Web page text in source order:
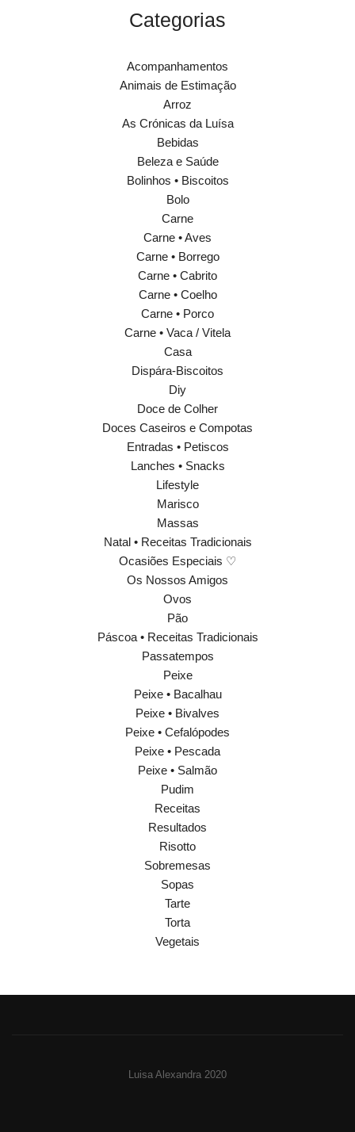
Categorias
Acompanhamentos
Animais de Estimação
Arroz
As Crónicas da Luísa
Bebidas
Beleza e Saúde
Bolinhos • Biscoitos
Bolo
Carne
Carne • Aves
Carne • Borrego
Carne • Cabrito
Carne • Coelho
Carne • Porco
Carne • Vaca / Vitela
Casa
Dispára-Biscoitos
Diy
Doce de Colher
Doces Caseiros e Compotas
Entradas • Petiscos
Lanches • Snacks
Lifestyle
Marisco
Massas
Natal • Receitas Tradicionais
Ocasiões Especiais ♡
Os Nossos Amigos
Ovos
Pão
Páscoa • Receitas Tradicionais
Passatempos
Peixe
Peixe • Bacalhau
Peixe • Bivalves
Peixe • Cefalópodes
Peixe • Pescada
Peixe • Salmão
Pudim
Receitas
Resultados
Risotto
Sobremesas
Sopas
Tarte
Torta
Vegetais
Luisa Alexandra 2020